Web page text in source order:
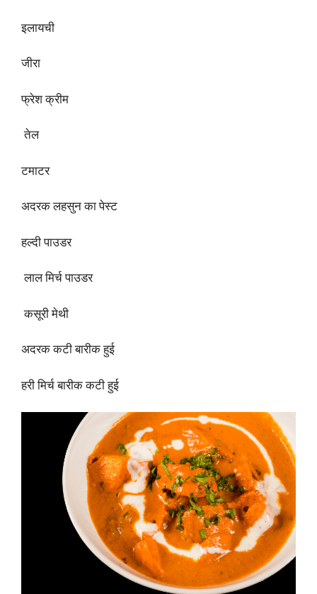
इलायची
जीरा
फ्रेश क्रीम
तेल
टमाटर
अदरक लहसुन का पेस्ट
हल्दी पाउडर
लाल मिर्च पाउडर
कसूरी मेथी
अदरक कटी बारीक हुई
हरी मिर्च बारीक कटी हुई